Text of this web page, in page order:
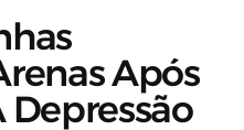
Após
Depressão